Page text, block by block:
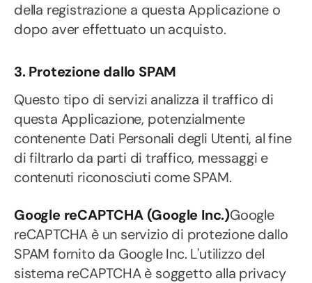
della registrazione a questa Applicazione o
dopo aver effettuato un acquisto.
3. Protezione dallo SPAM
Questo tipo di servizi analizza il traffico di
questa Applicazione, potenzialmente
contenente Dati Personali degli Utenti, al fine
di filtrarlo da parti di traffico, messaggi e
contenuti riconosciuti come SPAM.
Google reCAPTCHA (Google Inc.)Google
reCAPTCHA è un servizio di protezione dallo
SPAM fornito da Google Inc. L'utilizzo del
sistema reCAPTCHA è soggetto alla privacy